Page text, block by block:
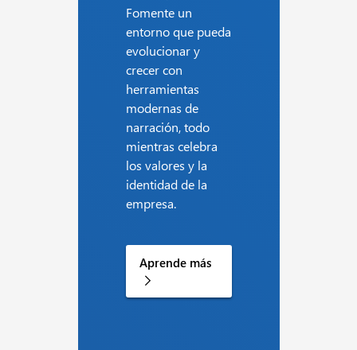
Fomente un
entorno que pueda
evolucionar y
crecer con
herramientas
modernas de
narración, todo
mientras celebra
los valores y la
identidad de la
empresa.
Aprende más